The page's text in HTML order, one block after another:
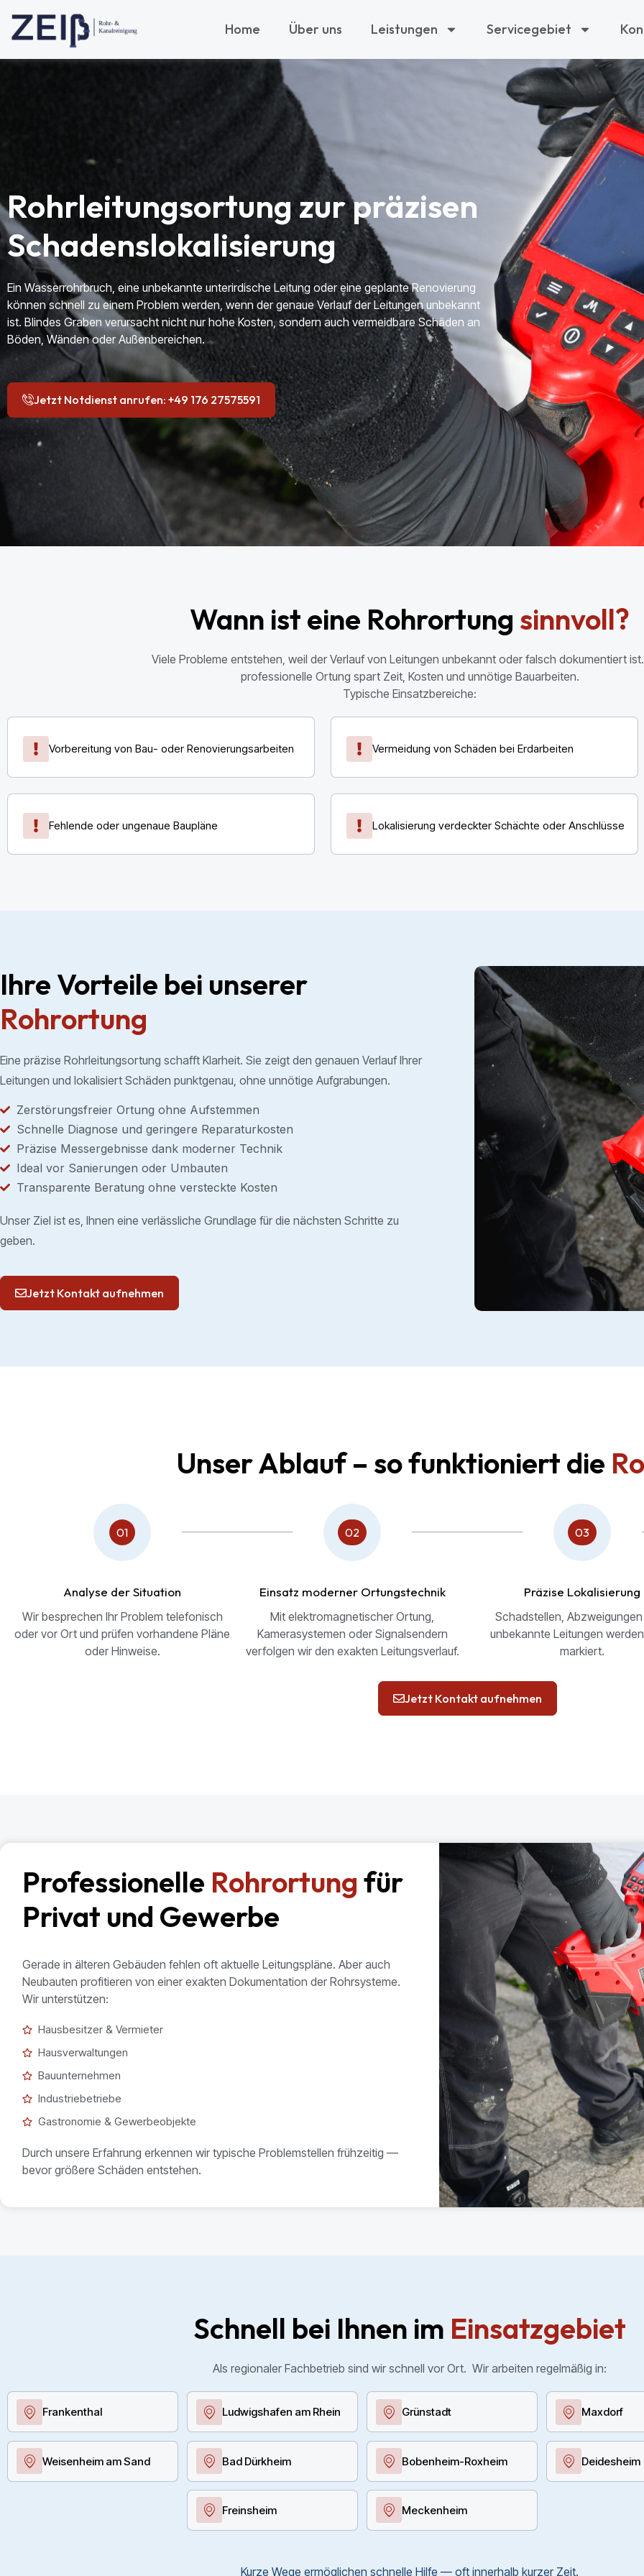
Home Über uns Leistungen Servicegebiet
Rohrleitungsortung zur präzisen
Schadenslokalisierung
Ein Wasserrohrbruch, eine unbekannte unterirdische Leitung oder eine geplante Renovierung
können schnell zu einem Problem werden, wenn der genaue Verlauf der Leitungen unbekannt
ist. Blindes Graben verursacht nicht nur hohe Kosten, sondern auch vermeidbare Schäden an
Böden, Wänden oder Außenbereichen.
Jetzt Notdienst anrufen: +49 176 27575591
Wann ist eine Rohrortung sinnvoll?
Viele Probleme entstehen, weil der Verlauf von Leitungen unbekannt oder falsch dokumentiert
professionelle Ortung spart Zeit, Kosten und unnötige Bauarbeiten.
Typische Einsatzbereiche:
Vorbereitung von Bau- oder Renovierungsarbeiten Vermeidung von Schäden bei Erdarbeiten
Fehlende oder ungenaue Baupläne Lokalisierung verdeckter Schächte oder Anschlüsse
Ihre Vorteile bei unserer
Rohrortung
Eine präzise Rohrleitungsortung schafft Klarheit. Sie zeigt den genauen Verlauf Ihrer
Leitungen und lokalisiert Schäden punktgenau, ohne unnötige Aufgrabungen.
Zerstörungsfreier Ortung ohne Aufstemmen
Schnelle Diagnose und geringere Reparaturkosten
Präzise Messergebnisse dank moderner Technik
Ideal vor Sanierungen oder Umbauten
Transparente Beratung ohne versteckte Kosten
Unser Ziel ist es, Ihnen eine verlässliche Grundlage für die nächsten Schritte zu
geben.
Jetzt Kontakt aufnehmen
Unser Ablauf – so funktioniert die
01
Analyse der Situation
Wir besprechen Ihr Problem telefonisch
oder vor Ort und prüfen vorhandene Pläne
oder Hinweise.
02
Einsatz moderner Ortungstechnik
Mit elektromagnetischer Ortung,
Kamerasystemen oder Signalsendern
verfolgen wir den exakten Leitungsverlauf.
03
Präzise Lokalisierung
Schadstellen,
unbekannte Leitungen
markiert.
Jetzt Kontakt aufnehmen
Professionelle Rohrortung für
Privat und Gewerbe
Gerade in älteren Gebäuden fehlen oft aktuelle Leitungspläne. Aber auch
Neubauten profitieren von einer exakten Dokumentation der Rohrsysteme.
Wir unterstützen:
Hausbesitzer & Vermieter
Hausverwaltungen
Bauunternehmen
Industriebetriebe
Gastronomie & Gewerbeobjekte
Durch unsere Erfahrung erkennen wir typische Problemstellen frühzeitig —
bevor größere Schäden entstehen.
Schnell bei Ihnen im Einsatzgebiet
Als regionaler Fachbetrieb sind wir schnell vor Ort. Wir arbeiten regelmäßig in:
Frankenthal Ludwigshafen am Rhein Grünstadt Maxdorf
Weisenheim am Sand Bad Dürkheim Bobenheim-Roxheim Deidesheim
Freinsheim Meckenheim
Kurze Wege ermöglichen schnelle Hilfe — oft innerhalb kurzer Zeit.